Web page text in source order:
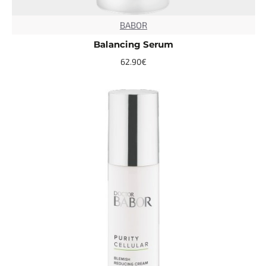
BABOR
Balancing Serum
62.90€